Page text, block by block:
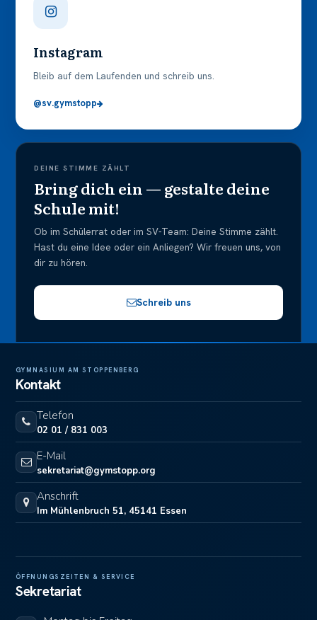
Instagram
Bleib auf dem Laufenden und schreib uns.
@sv.gymstopp
DEINE STIMME ZÄHLT
Bring dich ein — gestalte deine
Schule mit!
Ob im Schülerrat oder im SV-Team: Deine Stimme zählt.
Hast du eine Idee oder ein Anliegen? Wir freuen uns, von
dir zu hören.
Schreib uns
GYMNASIUM AM STOPPENBERG
Kontakt
Telefon
02 01 / 831 003
E-Mail
sekretariat@gymstopp.org
Anschrift
Im Mühlenbruch 51, 45141 Essen
ÖFFNUNGSZEITEN & SERVICE
Sekretariat